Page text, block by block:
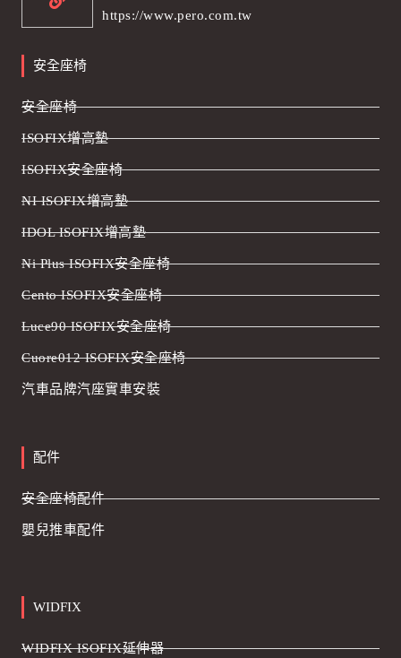
https://www.pero.com.tw
安全座椅
安全座椅
ISOFIX增高墊
ISOFIX安全座椅
NI ISOFIX增高墊
IDOL ISOFIX增高墊
Ni Plus ISOFIX安全座椅
Cento ISOFIX安全座椅
Luce90 ISOFIX安全座椅
Cuore012 ISOFIX安全座椅
汽車品牌汽座實車安裝
配件
安全座椅配件
嬰兒推車配件
WIDFIX
WIDFIX ISOFIX延伸器